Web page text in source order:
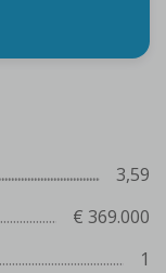
3,59
€ 369.000
1